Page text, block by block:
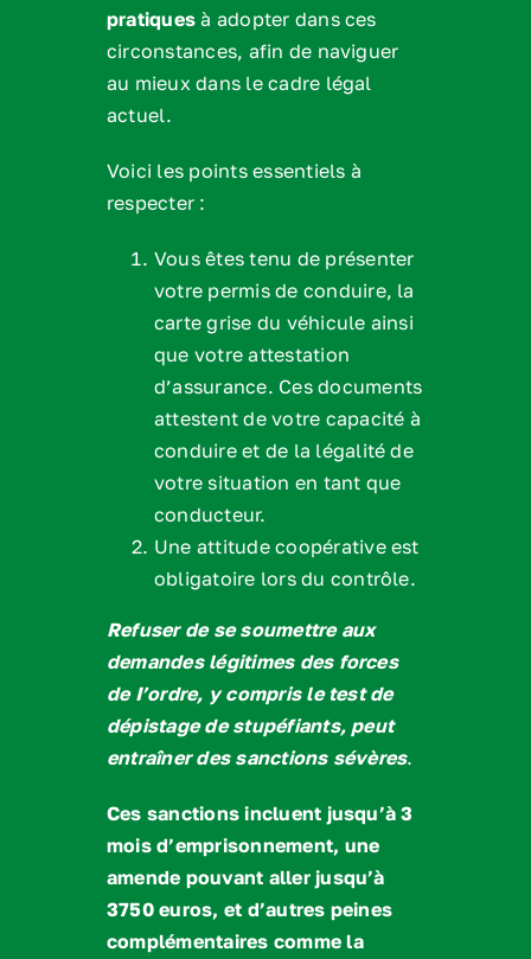
pratiques à adopter dans ces
circonstances, afin de naviguer
au mieux dans le cadre légal
actuel.
Voici les points essentiels à
respecter :
Vous êtes tenu de présenter
votre permis de conduire, la
carte grise du véhicule ainsi
que votre attestation
d’assurance. Ces documents
attestent de votre capacité à
conduire et de la légalité de
votre situation en tant que
conducteur.
Une attitude coopérative est
obligatoire lors du contrôle.
Refuser de se soumettre aux
demandes légitimes des forces
de I’ordre, y compris le test de
dépistage de stupéfiants, peut
entraîner des sanctions sévères.
Ces sanctions incluent jusqu’à 3
mois d’emprisonnement, une
amende pouvant aller jusqu’à
3750 euros, et d’autres peines
complémentaires comme la